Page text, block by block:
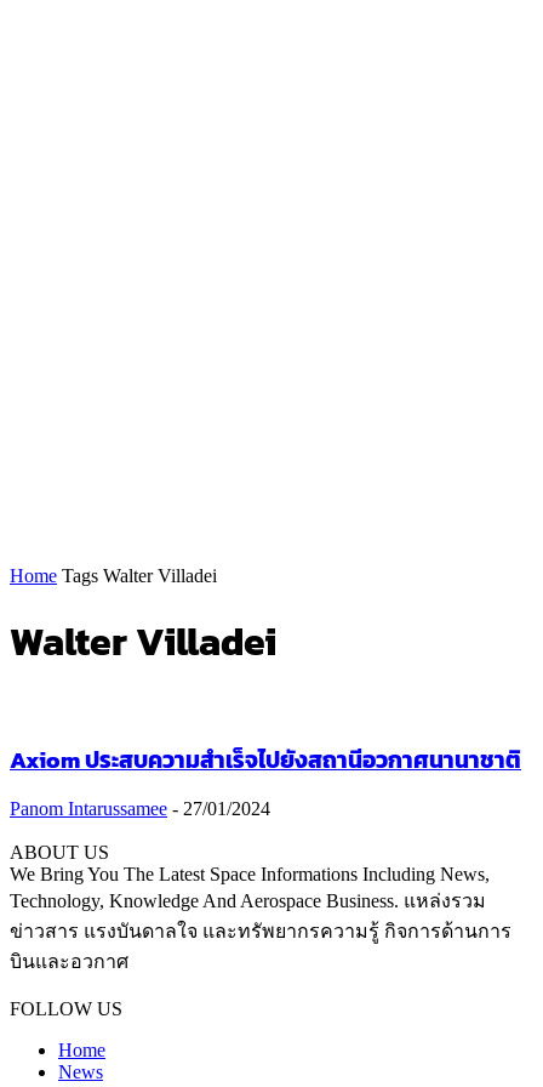
Home Tags Walter Villadei
Walter Villadei
Axiom ประสบความสำเร็จไปยังสถานีอวกาศนานาชาติ
Panom Intarussamee - 27/01/2024
ABOUT US
We Bring You The Latest Space Informations Including News,
Technology, Knowledge And Aerospace Business. แหล่งรวม
ข่าวสาร แรงบันดาลใจ และทรัพยากรความรู้ กิจการด้านการ
บินและอวกาศ
FOLLOW US
Home
News